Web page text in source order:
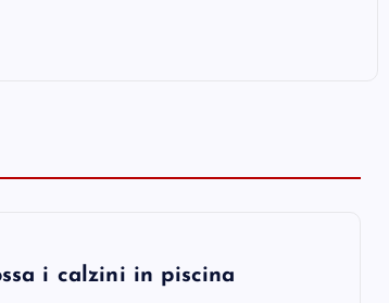
i calzini in piscina